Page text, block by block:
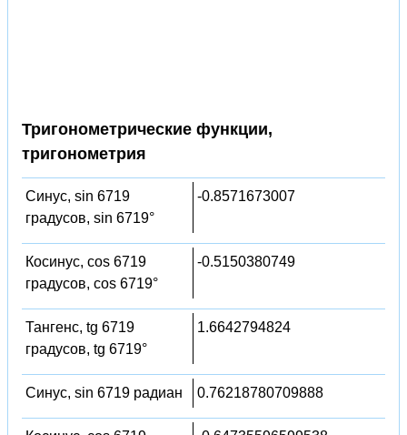
Тригонометрические функции,
тригонометрия
Синус, sin 6719
градусов, sin 6719°
-0.8571673007
Косинус, cos 6719
градусов, cos 6719°
-0.5150380749
Тангенс, tg 6719
градусов, tg 6719°
1.6642794824
Синус, sin 6719 радиан 0.76218780709888